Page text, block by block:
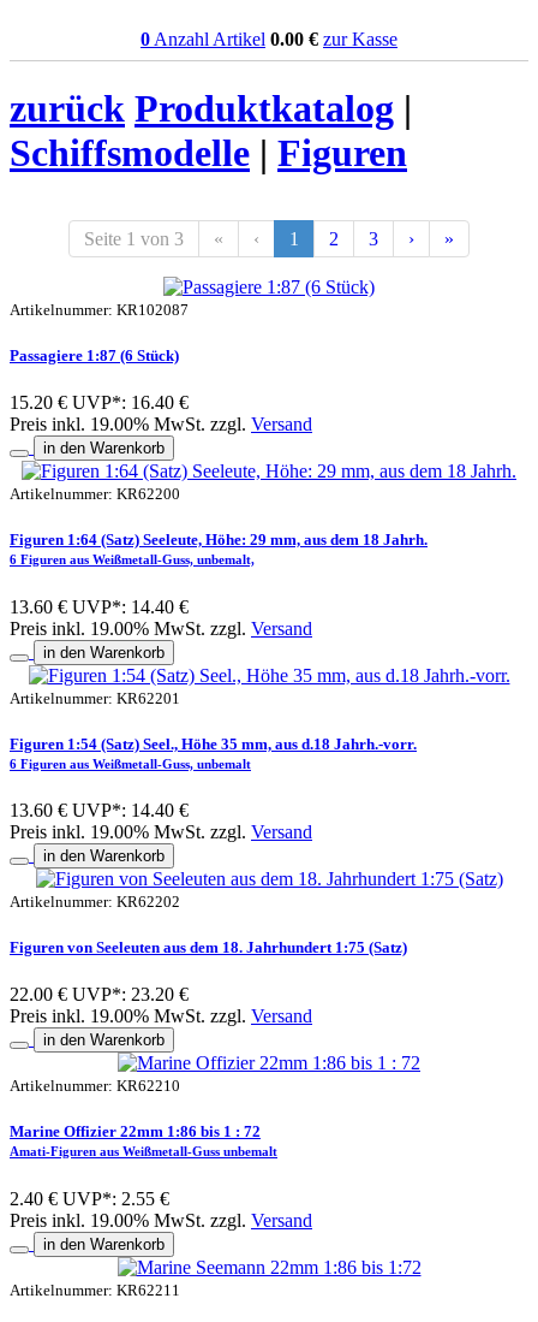
0 Anzahl Artikel 0.00 € zur Kasse
zurück Produktkatalog |
Schiffsmodelle | Figuren
Seite 1 von 3 « ‹ 1 2 3 › »
Artikelnummer: KR102087
Passagiere 1:87 (6 Stück)
15.20 € UVP*: 16.40 €
Preis inkl. 19.00% MwSt. zzgl. Versand
in den Warenkorb
Artikelnummer: KR62200
Figuren 1:64 (Satz) Seeleute, Höhe: 29 mm, aus dem 18 Jahrh.
6 Figuren aus Weißmetall-Guss, unbemalt,
13.60 € UVP*: 14.40 €
Preis inkl. 19.00% MwSt. zzgl. Versand
in den Warenkorb
Artikelnummer: KR62201
Figuren 1:54 (Satz) Seel., Höhe 35 mm, aus d.18 Jahrh.-vorr.
6 Figuren aus Weißmetall-Guss, unbemalt
13.60 € UVP*: 14.40 €
Preis inkl. 19.00% MwSt. zzgl. Versand
in den Warenkorb
Artikelnummer: KR62202
Figuren von Seeleuten aus dem 18. Jahrhundert 1:75 (Satz)
22.00 € UVP*: 23.20 €
Preis inkl. 19.00% MwSt. zzgl. Versand
in den Warenkorb
Artikelnummer: KR62210
Marine Offizier 22mm 1:86 bis 1 : 72
Amati-Figuren aus Weißmetall-Guss unbemalt
2.40 € UVP*: 2.55 €
Preis inkl. 19.00% MwSt. zzgl. Versand
in den Warenkorb
Artikelnummer: KR62211